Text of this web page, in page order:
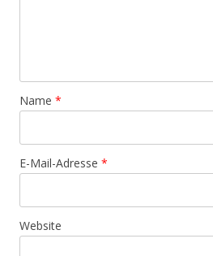
Name *
E-Mail-Adresse *
Website